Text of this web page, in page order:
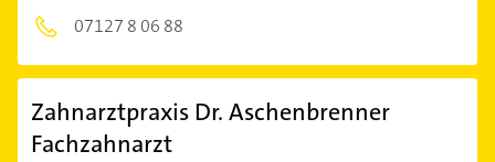
07127 8 06 88
Zahnarztpraxis Dr. Aschenbrenner
Fachzahnarzt